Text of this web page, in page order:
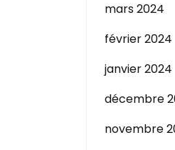
mars 2024
février 2024
janvier 2024
décembre
novembre